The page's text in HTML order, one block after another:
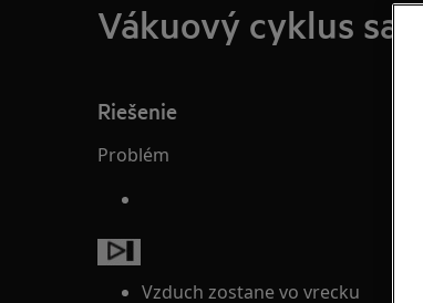
Vákuový cyklus sa
Riešenie
Problém
Vzduch zostane vo vrecku